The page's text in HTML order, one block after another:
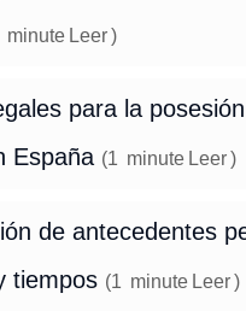
minute Leer)
para la
España (1 minute Leer)
de antecedentes
tiempos (1 minute Leer)